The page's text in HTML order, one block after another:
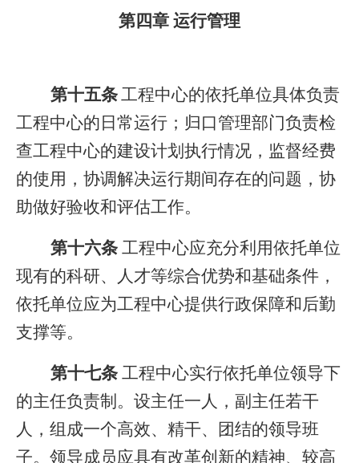
第四章 运行管理
第十五条工程中心的依托单位具体负责
工程中心的日常运行；归口管理部门负责检
查工程中心的建设计划执行情况，监督经费
的使用，协调解决运行期间存在的问题，协
助做好验收和评估工作。
第十六条 工程中心应充分利用依托单位
现有的科研、人才等综合优势和基础条件，
依托单位应为工程中心提供行政保障和后勤
支撑等。
第十七条 工程中心实行依托单位领导下
的主任负责制。设主任一人，副主任若干
人，组成一个高效、精干、团结的领导班
子。领导成员应具有改革创新的精神、较高